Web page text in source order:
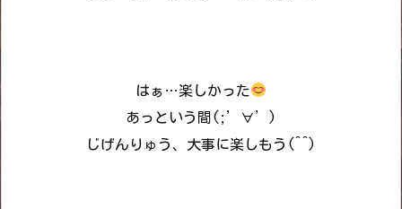
はぁ…楽しかった
あっという間(;’∀’)
じげんりゅう、大事に楽しもう(^^)